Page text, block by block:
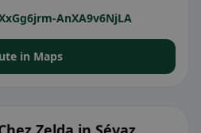
AnXA9v6NjLA
in Maps